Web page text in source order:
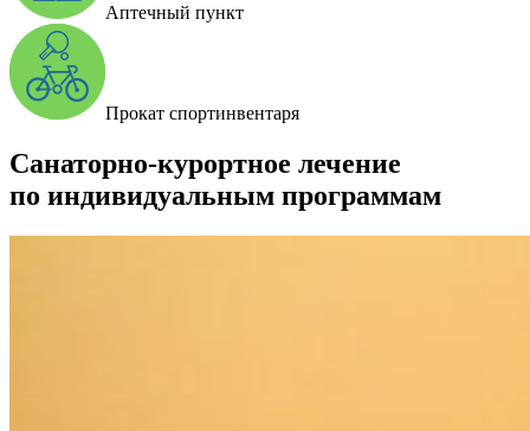
Аптечный пункт
Прокат спортинвентаря
Санаторно-курортное лечение
по индивидуальным программам